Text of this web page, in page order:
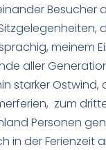
Besucher
meinem
aller
starker
zum
Personen
in der